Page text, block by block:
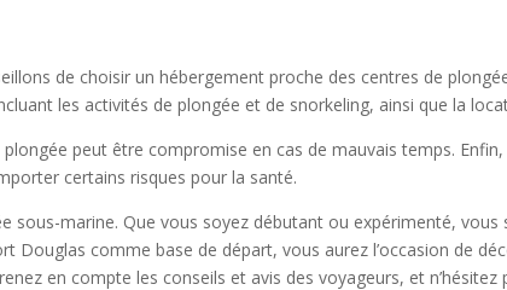
de choisir un hébergement proche des centres de
les activités de plongée et de snorkeling, ainsi que la
peut être compromise en cas de mauvais temps.
certains risques pour la santé.
sous-marine. Que vous soyez débutant ou expérimenté, vous
Douglas comme base de départ, vous aurez l’occasion de
en compte les conseils et avis des voyageurs, et n’hésitez